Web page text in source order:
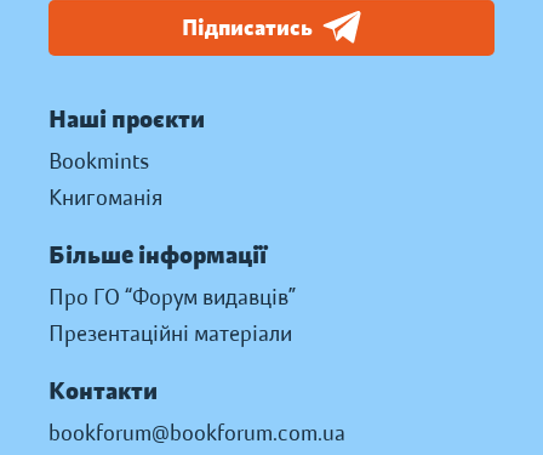
Підписатись
Наші проєкти
Bookmints
Книгоманія
Більше інформації
Про ГО “Форум видавців”
Презентаційні матеріали
Контакти
bookforum@bookforum.com.ua